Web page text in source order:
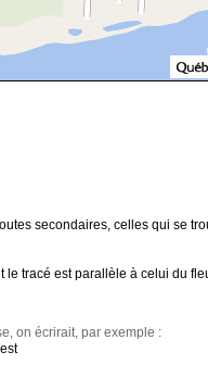
secondaires, celles qui se
tracé est parallèle à celui du
on écrirait, par exemple :